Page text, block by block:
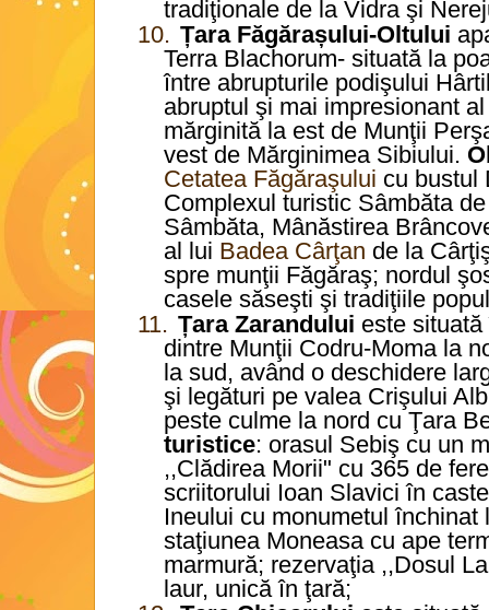
tradiţionale de la Vidra şi
10. Țara Făgărașului-Oltului
Terra Blachorum- situată la
între abrupturile podişului
abruptul şi mai impresionant
mărginită la est de Munţii
vest de Mărginimea Sibiului.
Cetatea Făgăraşului cu bustul
Complexul turistic Sâmbăta
Sâmbăta, Mânăstirea
al lui Badea Cârţan de la
spre munţii Făgăraş; nordul
casele săseşti şi tradiţiile
11. Țara Zarandului este
dintre Munţii Codru-Moma la
la sud, având o deschidere
şi legături pe valea Crişului
peste culme la nord cu Ţara
turistice: orasul Sebiş cu un
,,Clădirea Morii" cu 365 de
scriitorului Ioan Slavici în
Ineului cu monumetul închinat
staţiunea Moneasa cu ape
marmură; rezervaţia ,,Dosul
laur, unică în ţară;